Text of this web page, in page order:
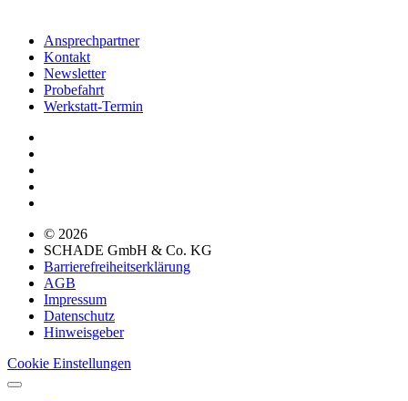
Ansprechpartner
Kontakt
Newsletter
Probefahrt
Werkstatt-Termin
© 2026
SCHADE GmbH & Co. KG
Barrierefreiheitserklärung
AGB
Impressum
Datenschutz
Hinweisgeber
Cookie Einstellungen